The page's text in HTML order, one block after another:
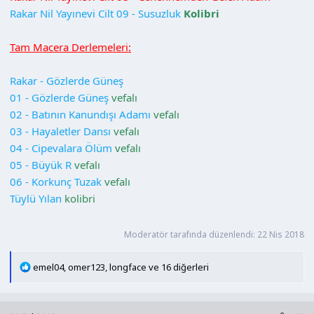
Rakar Nil Yayınevi Cilt 09 - Susuzluk Kolibri
Tam Macera Derlemeleri:
Rakar - Gözlerde Güneş
01 - Gözlerde Güneş vefalı
02 - Batının Kanundışı Adamı vefalı
03 - Hayaletler Dansı vefalı
04 - Cipevalara Ölüm vefalı
05 - Büyük R vefalı
06 - Korkunç Tuzak vefalı
Tüylü Yılan kolibri
Moderatör tarafında düzenlendi: 22 Nis 2018
T
emel04,omer123,longface ve 16 diğerleri